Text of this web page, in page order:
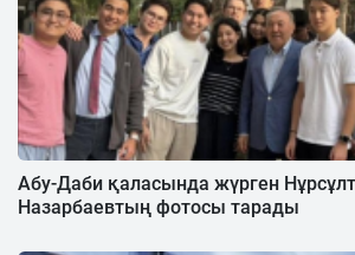
Абу-Даби қаласында жүрген
Назарбаевтың фотосы тарады